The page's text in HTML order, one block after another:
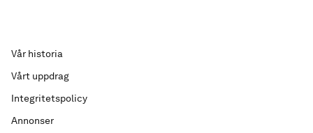
Vår historia
Vårt uppdrag
Integritetspolicy
Annonser